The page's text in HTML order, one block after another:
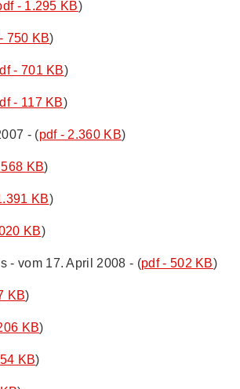
- 1.295 KB)
750 KB)
- 701 KB)
- 117 KB)
- (pdf - 2.360 KB)
KB)
KB)
KB)
- vom 17. April 2008 - (pdf - 502 KB)
KB)
KB)
KB)